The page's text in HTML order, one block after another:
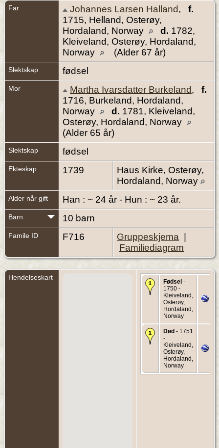
Far Johannes Larsen Halland, f.
1715, Helland, Osterøy,
Hordaland, Norway
d. 1782,
Kleiveland, Osterøy, Hordaland,
Norway
(Alder 67 år)
Slektskap fødsel
Mor Martha Ivarsdatter Burkeland, f.
1716, Burkeland, Hordaland,
Norway
d. 1781, Kleiveland,
Osterøy, Hordaland, Norway
(Alder 65 år)
Slektskap fødsel
Ekteskap 1739
Haus Kirke, Osterøy,
Hordaland, Norway
Alder når gift Han : ~ 24 år - Hun : ~ 23 år.
Barn 10 barn
Famile ID F716 Gruppeskjema
Familiediagram
Hendelseskart
Fødsel -
1750 -
Kleiveland,
Osterøy,
Hordaland,
Norway
Død - 1751
-
Kleiveland,
Osterøy,
Hordaland,
Norway